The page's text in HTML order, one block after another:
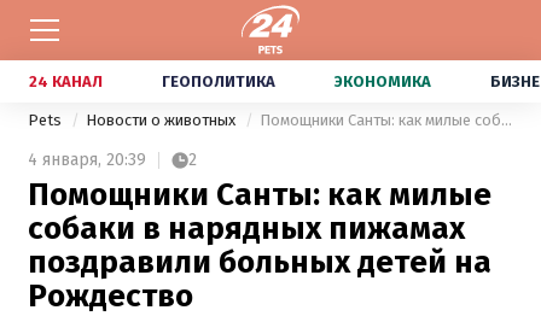
24 КАНАЛ ГЕОПОЛИТИКА ЭКОНОМИКА
Pets Новости о животных Помощники Санты: как милые собаки в нарядных пижамах поздравили больных детей на Рождество
4 января, 20:39 2
Помощники Санты: как милые
собаки в нарядных пижамах
поздравили больных детей на
Рождество